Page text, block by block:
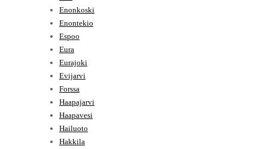
Enonkoski
Enontekio
Espoo
Eura
Eurajoki
Evijarvi
Forssa
Haapajarvi
Haapavesi
Hailuoto
Hakkila